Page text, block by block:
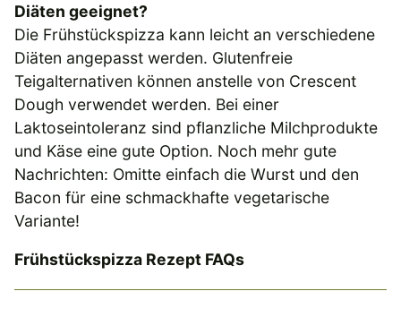
Diäten geeignet?
Die Frühstückspizza kann leicht an verschiedene
Diäten angepasst werden. Glutenfreie
Teigalternativen können anstelle von Crescent
Dough verwendet werden. Bei einer
Laktoseintoleranz sind pflanzliche Milchprodukte
und Käse eine gute Option. Noch mehr gute
Nachrichten: Omitte einfach die Wurst und den
Bacon für eine schmackhafte vegetarische
Variante!
Frühstückspizza Rezept FAQs